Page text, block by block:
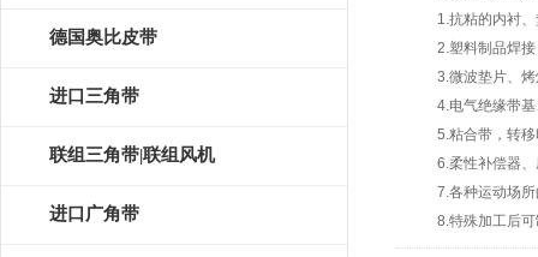
德国奥比皮带
OPTIBELT
进口三角带
联组三角带|联组风机
皮带
进口广角带
1.抗粘的内衬、
2.塑料制品焊接
3.微波垫片、烤
4.电气绝缘带基
5.粘合带，转移
6.柔性补偿器、
7.各种运动场所
8.特殊加工后可